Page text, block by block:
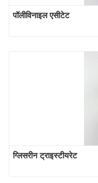
पॉलीविनाइल एसीटेट
ग्लिसरीन ट्राइस्टीयरेट